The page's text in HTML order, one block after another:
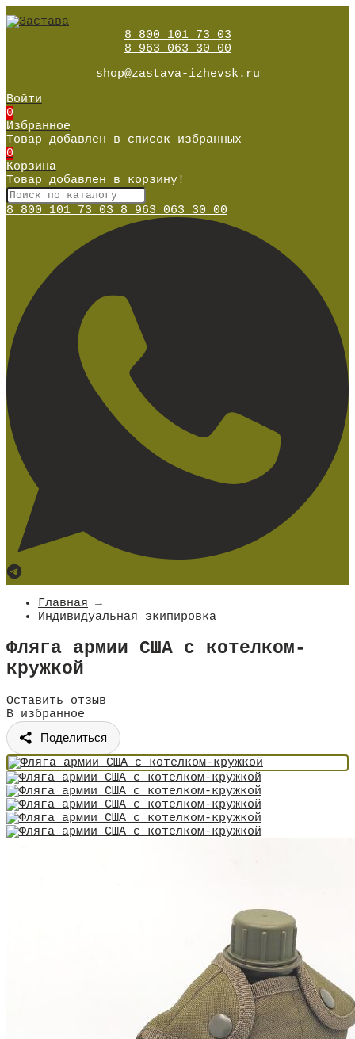
8 800 101 73 03
8 963 063 30 00
shop@zastava-izhevsk.ru
Войти
0
Избранное
Товар добавлен в список избранных
0
Корзина
Товар добавлен в корзину!
8 800 101 73 03 8 963 063 30 00
Главная →
Индивидуальная экипировка
Фляга армии США с котелком-
кружкой
Оставить отзыв
В избранное
Поделиться